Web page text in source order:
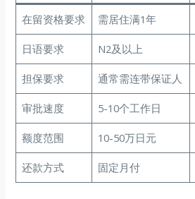
在留资格要求 需居住满1年
日语要求 N2及以上
担保要求 通常需连带保证人
审批速度 5-10个工作日
额度范围 10-50万日元
还款方式 固定月付